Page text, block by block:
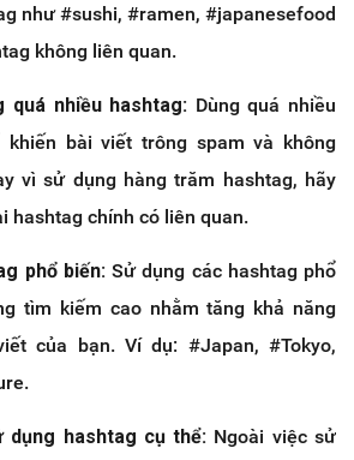
như #sushi, #ramen, #japanesefood
không liên quan.
quá nhiều hashtag: Dùng quá nhiều
khiến bài viết trông spam và không
vì sử dụng hàng trăm hashtag, hãy
hashtag chính có liên quan.
phổ biến:Sử dụng các hashtag phổ
tìm kiếm cao nhằm tăng khả năng
của bạn. Ví dụ: #Japan, #Tokyo,
dụng hashtag cụ thể: Ngoài việc sử